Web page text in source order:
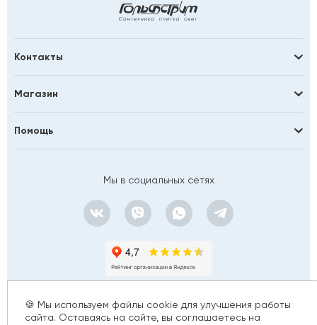
Контакты
Магазин
Помощь
Мы в социальных сетях
🍪 Мы используем файлы cookie для улучшения работы
сайта. Оставаясь на сайте, вы соглашаетесь на